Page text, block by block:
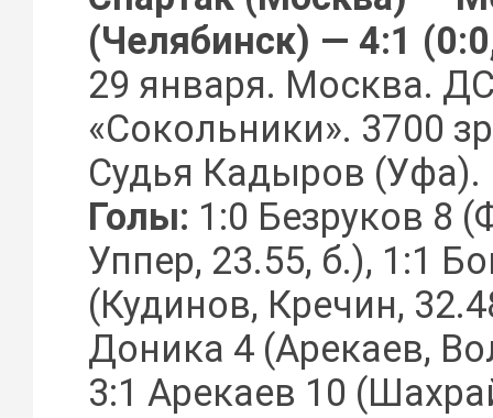
(Челябинск) — 4:1
29 января. Москва.
«Сокольники». 3700
Судья Кадыров (Уфа).
Голы: 1:0 Безруков 8
Уппер, 23.55, б.), 1:1
(Кудинов, Кречин,
Доника 4 (Арекаев,
3:1 Арекаев 10